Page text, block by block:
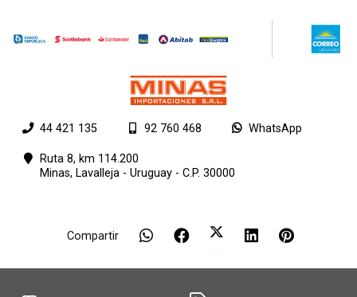
44 421 135 92 760 468 WhatsApp
Ruta 8, km 114.200
Minas, Lavalleja - Uruguay - C.P. 30000
Compartir